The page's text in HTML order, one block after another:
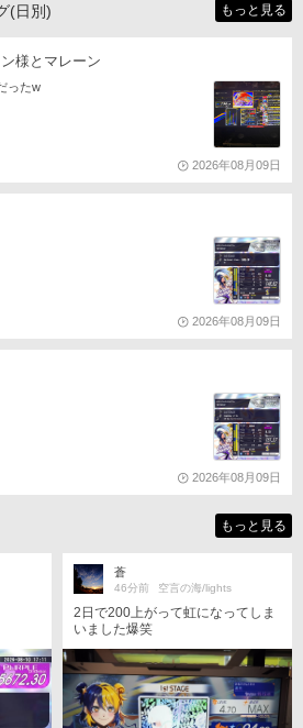
(日別) もっと見る
様とマレーン
ったw
2026年08月09日
2026年08月09日
2026年08月09日
もっと見る
蒼
46分前 空言の海/lights
2日で200上がって虹になってしま
いました爆笑